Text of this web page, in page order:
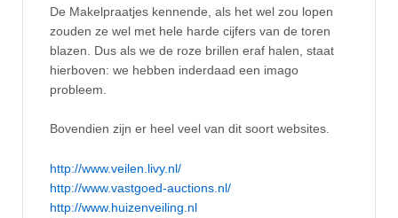
De Makelpraatjes kennende, als het wel zou lopen
zouden ze wel met hele harde cijfers van de toren
blazen. Dus als we de roze brillen eraf halen, staat
hierboven: we hebben inderdaad een imago
probleem.
Bovendien zijn er heel veel van dit soort websites.
http://www.veilen.livy.nl/
http://www.vastgoed-auctions.nl/
http://www.huizenveiling.nl